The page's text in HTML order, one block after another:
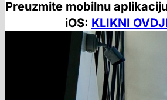
Preuzmite mobilnu
iOS: KLIKNI